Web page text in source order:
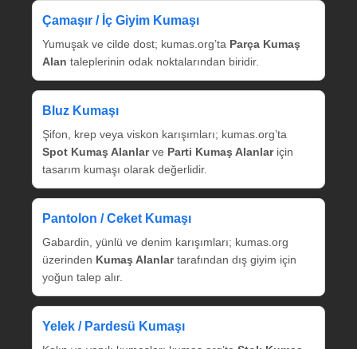
Çamaşır / İç Giyim Kumaşı
Yumuşak ve cilde dost; kumas.org’ta Parça Kumaş
Alan taleplerinin odak noktalarından biridir.
Bluz Kumaşı
Şifon, krep veya viskon karışımları; kumas.org’ta
Spot Kumaş Alanlarve Parti Kumaş Alanlariçin
tasarım kumaşı olarak değerlidir.
Pantolon / Ceket Kumaşı
Gabardin, yünlü ve denim karışımları; kumas.org
üzerinden Kumaş Alanlartarafından dış giyim için
yoğun talep alır.
Yelek / Pardesü Kumaşı